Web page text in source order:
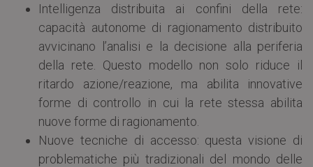
Intelligenza distribuita ai confini della rete:
capacità autonome di ragionamento distribuito
avvicinano l’analisi e la decisione alla periferia
della rete. Questo modello non solo riduce il
ritardo azione/reazione, ma abilita innovative
forme di controllo in cui la rete stessa abilita
nuove forme di ragionamento.
Nuove tecniche di accesso: questa visione di
problematiche più tradizionali del mondo delle